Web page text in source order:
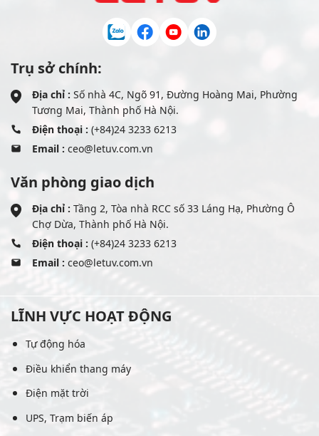
Trụ sở chính:
Địa chỉ : Số nhà 4C, Ngõ 91, Đường Hoàng Mai, Phường
Tương Mai, Thành phố Hà Nội.
Điện thoại : (+84)24 3233 6213
Email : ceo@letuv.com.vn
Văn phòng giao dịch
Địa chỉ : Tầng 2, Tòa nhà RCC số 33 Láng Hạ, Phường Ô
Chợ Dừa, Thành phố Hà Nội.
Điện thoại : (+84)24 3233 6213
Email : ceo@letuv.com.vn
LĨNH VỰC HOẠT ĐỘNG
Tự động hóa
Điều khiển thang máy
Điện mặt trời
UPS, Trạm biến áp